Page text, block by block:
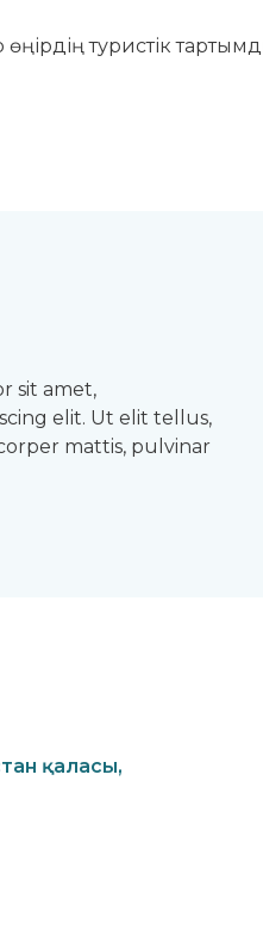
туристік
sit amet,
elit. Ut elit tellus,
mattis, pulvinar
қаласы,